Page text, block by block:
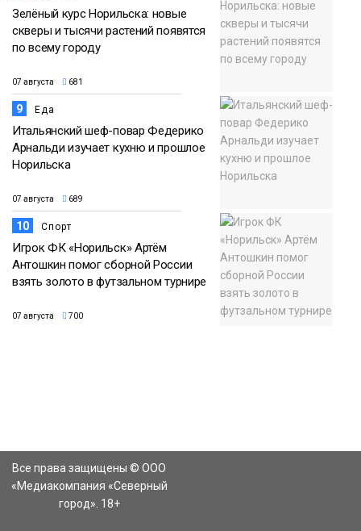
Зелёный курс Норильска: новые
скверы и тысячи растений появятся
по всему городу
07 августа 681
9 Еда
Итальянский шеф-повар Федерико
Арнальди изучает кухню и прошлое
Норильска
07 августа 689
10 Спорт
Игрок ФК «Норильск» Артём
Антошкин помог сборной России
взять золото в футзальном турнире
07 августа 700
Все права защищены © ООО
«Медиакомпания «Северный
город». 18+